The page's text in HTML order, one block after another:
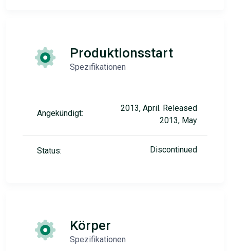
Produktionsstart
Spezifikationen
Angekündigt:
2013, April. Released
2013, May
Status: Discontinued
Körper
Spezifikationen